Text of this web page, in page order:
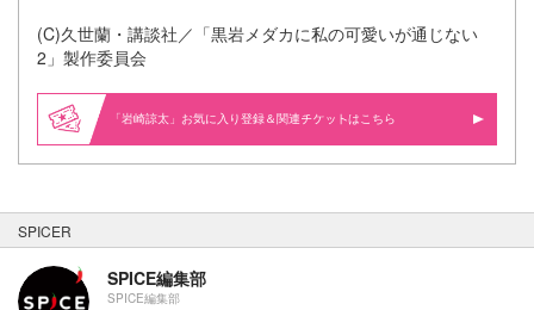
(C)久世蘭・講談社／「黒岩メダカに私の可愛いが通じない
2」製作委員会
「岩崎諒太」お気に入り登録＆関連 はこちら
SPICER
SPICE編集部
SPICE編集部